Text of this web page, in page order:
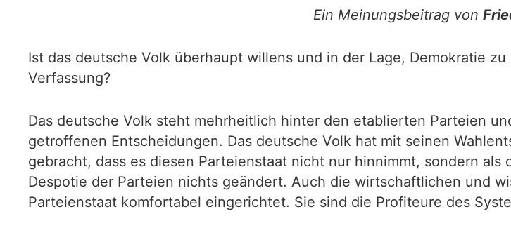
Ein Meinungsbeitrag von
Ist das deutsche Volk überhaupt willens und in der Lage, Demokratie
Verfassung?
Das deutsche Volk steht mehrheitlich hinter den etablierten Parteien
getroffenen Entscheidungen. Das deutsche Volk hat mit seinen
gebracht, dass es diesen Parteienstaat nicht nur hinnimmt, sondern
Despotie der Parteien nichts geändert. Auch die wirtschaftlichen und
Parteienstaat komfortabel eingerichtet. Sie sind die Profiteure des